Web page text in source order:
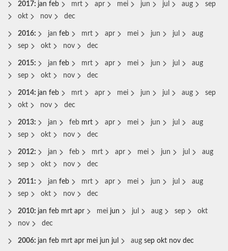
2017: jan feb mrt apr mei jun jul aug
sep
okt
nov dec
2016: jan feb mrt apr mei jun jul
aug
sep
okt nov dec
2015: jan feb mrt apr mei jun jul
aug
sep
okt nov dec
2014: jan feb mrt apr mei jun jul aug
sep
okt
nov dec
2013: jan feb mrt apr mei jun jul
aug
sep
okt nov dec
2012: jan feb mrt apr mei jun jul
aug
sep
okt nov dec
2011: jan feb mrt apr mei jun jul
aug
sep
okt nov dec
2010: jan feb mrt apr mei jun jul aug sep
okt
nov
dec
2006: jan feb mrt apr mei jun jul aug sep okt nov dec